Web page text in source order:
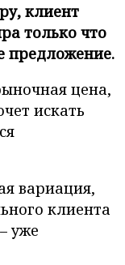
клиент
только что
предложение.
цена,
искать
вариация,
клиента
уже